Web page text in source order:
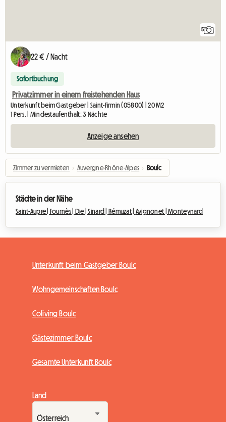
5
22 € / Nacht
Sofortbuchung
Privatzimmer in einem freistehenden Haus
Unterkunft beim Gastgeber | Saint-Firmin (05800) | 20 M2
1 Pers. | Mindestaufenthalt: 3 Nächte
Anzeige ansehen
Zimmer zu vermieten › Auvergne-Rhône-Alpes › Boulc
Städte in der Nähe
Saint-Aupre | Fournès | Die |Sinard | Rémuzat | Avignonet |Monteynard
Unterkunft beim Gastgeber Boulc
Wohngemeinschaften Boulc
Coliving Boulc
Gästezimmer Boulc
Gesamte Unterkunft Boulc
Land